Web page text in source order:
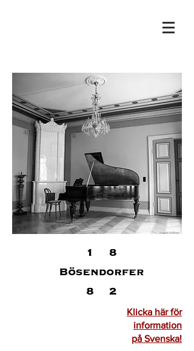
Klicka här för
information
på Svenska!